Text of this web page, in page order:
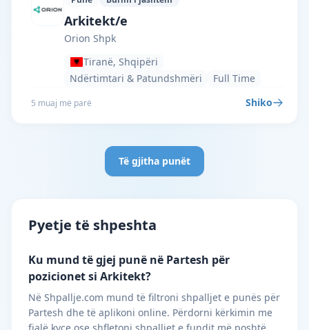
Orion Shpk · Tiranë · #3484 —
Arkitekt/e
Orion Shpk
Tiranë, Shqipëri
Ndërtimtari & Patundshmëri
Full Time
5 muaj më parë Shiko
Të gjitha punët
Pyetje të shpeshta
Ku mund të gjej punë në Partesh për
pozicionet si Arkitekt?
Në Shpallje.com mund të filtroni shpalljet e punës për
Partesh dhe të aplikoni online. Përdorni kërkimin me